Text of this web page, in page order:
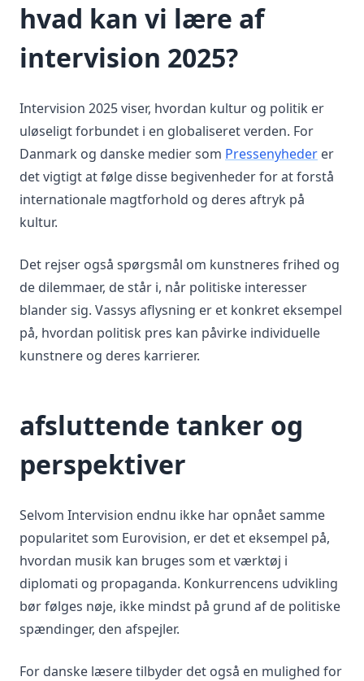
hvad kan vi lære af
intervision 2025?
Intervision 2025 viser, hvordan kultur og politik er
uløseligt forbundet i en globaliseret verden. For
Danmark og danske medier som Pressenyheder er
det vigtigt at følge disse begivenheder for at forstå
internationale magtforhold og deres aftryk på
kultur.
Det rejser også spørgsmål om kunstneres frihed og
de dilemmaer, de står i, når politiske interesser
blander sig. Vassys aflysning er et konkret eksempel
på, hvordan politisk pres kan påvirke individuelle
kunstnere og deres karrierer.
afsluttende tanker og
perspektiver
Selvom Intervision endnu ikke har opnået samme
popularitet som Eurovision, er det et eksempel på,
hvordan musik kan bruges som et værktøj i
diplomati og propaganda. Konkurrencens udvikling
bør følges nøje, ikke mindst på grund af de politiske
spændinger, den afspejler.
For danske læsere tilbyder det også en mulighed for